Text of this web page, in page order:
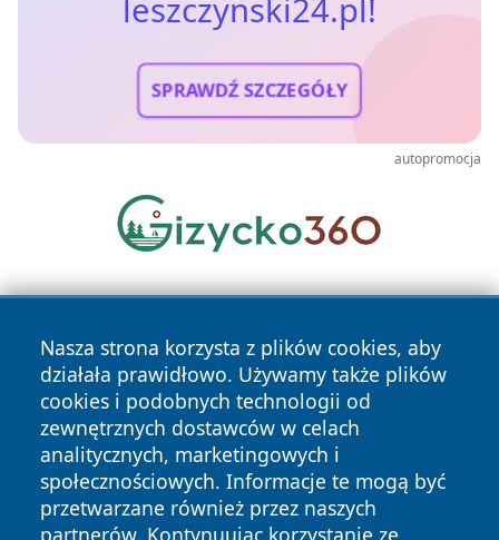
leszczynski24.pl!
SPRAWDŹ SZCZEGÓŁY
autopromocja
Nasza strona korzysta z plików cookies, aby
działała prawidłowo. Używamy także plików
cookies i podobnych technologii od
zewnętrznych dostawców w celach
analitycznych, marketingowych i
społecznościowych. Informacje te mogą być
przetwarzane również przez naszych
partnerów. Kontynuując korzystanie ze
Copyright © 2026 leszczynski24.pl Wszystkie prawa
zastrzeżone.